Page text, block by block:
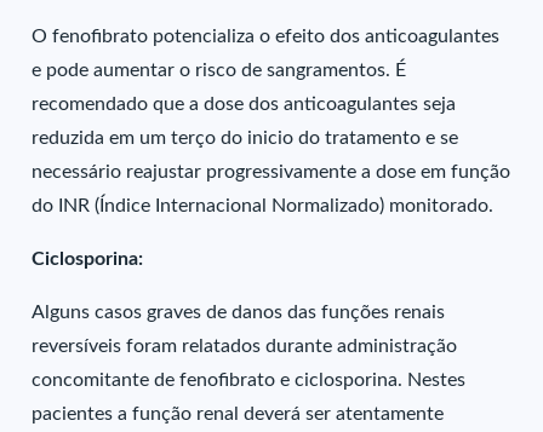
O fenofibrato potencializa o efeito dos anticoagulantes
e pode aumentar o risco de sangramentos. É
recomendado que a dose dos anticoagulantes seja
reduzida em um terço do inicio do tratamento e se
necessário reajustar progressivamente a dose em função
do INR (Índice Internacional Normalizado) monitorado.
Ciclosporina:
Alguns casos graves de danos das funções renais
reversíveis foram relatados durante administração
concomitante de fenofibrato e ciclosporina. Nestes
pacientes a função renal deverá ser atentamente